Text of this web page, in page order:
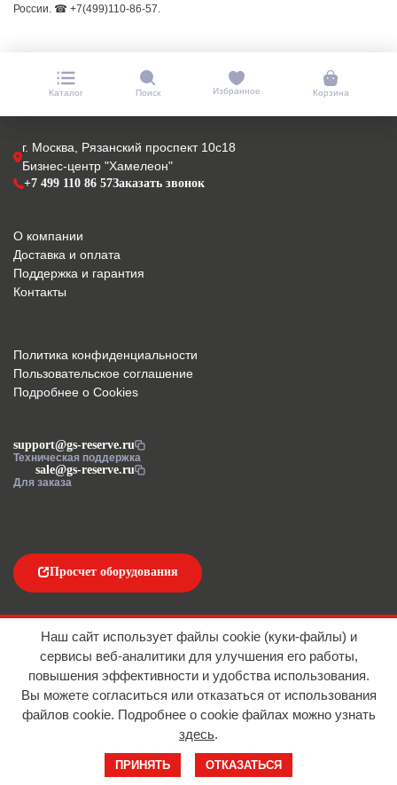
России. ☎ +7(499)110-86-57.
Каталог Поиск Избранное Корзина
г. Москва, Рязанский проспект 10с18
Бизнес-центр "Хамелеон"
+7 499 110 86 57Заказать звонок
support@gs-reserve.ru
Техническая поддержка
sale@gs-reserve.ru
Для заказа
О компании
Доставка и оплата
Поддержка и гарантия
Контакты
Просчет оборудования
Политика конфиденциальности
Пользовательское соглашение
Подробнее о Cookies
Наш сайт использует файлы cookie (куки-файлы) и
сервисы веб-аналитики для улучшения его работы,
повышения эффективности и удобства использования.
Вы можете согласиться или отказаться от использования
файлов сookie. Подробнее о cookie файлах можно узнать
здесь.
ПРИНЯТЬ ОТКАЗАТЬСЯ